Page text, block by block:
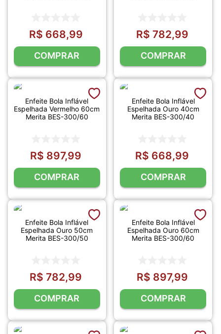
R$ 668,99
COMPRAR
R$ 782,99
COMPRAR
Enfeite Bola Inflável
Espelhada Vermelho 60cm
Merita BES-300/60
R$ 897,99
COMPRAR
Enfeite Bola Inflável
Espelhada Ouro 40cm
Merita BES-300/40
R$ 668,99
COMPRAR
Enfeite Bola Inflável
Espelhada Ouro 50cm
Merita BES-300/50
R$ 782,99
COMPRAR
Enfeite Bola Inflável
Espelhada Ouro 60cm
Merita BES-300/60
R$ 897,99
COMPRAR